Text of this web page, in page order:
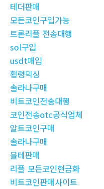
테더판매
모든코인구입가능
트론리플 전송대행
sol구입
usdt매입
횡령믹싱
솔라나구매
비트코인전송대행
코인전송otc공식업체
알트코인구매
솔라나구매
블테판매
리플 모든코인현금화
비트코인판매사이트